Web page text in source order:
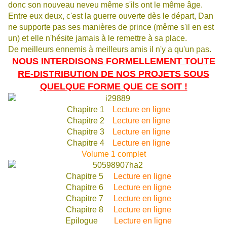
donc son nouveau neveu même s'ils ont le même âge.
Entre eux deux, c'est la guerre ouverte dès le départ, Dan
ne supporte pas ses manières de prince (même s'il en est
un) et elle n'hésite jamais à le remettre à sa place.
De meilleurs ennemis à meilleurs amis il n'y a qu'un pas.
NOUS INTERDISONS FORMELLEMENT TOUTE
RE-DISTRIBUTION DE NOS PROJETS SOUS
QUELQUE FORME QUE CE SOIT !
Chapitre 1
Lecture en ligne
Chapitre 2
Lecture en ligne
Chapitre 3
Lecture en ligne
Chapitre 4
Lecture en ligne
Volume 1 complet
Chapitre 5
Lecture en ligne
Chapitre 6
Lecture en ligne
Chapitre 7
Lecture en ligne
Chapitre 8
Lecture en ligne
Epilogue
Lecture en ligne